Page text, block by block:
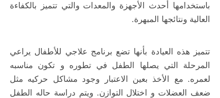
باستخدامها أحدث الأجهزة والمعدات والتي تتميز بالكفاءة
العالية ونتائجها المبهرة.
تتميز هذه العيادة بأنها تضع برنامج علاجي للأطفال يراعي
المرحلة التي يصلها الطفل في تطوره و تكون مناسبه
لعمره. مع الأخذ بعين الاعتبار وجود مشاكل حركيه مثل
ضعف العضلات و اختلال التوازن. ويتم دراسة حاله الطفل